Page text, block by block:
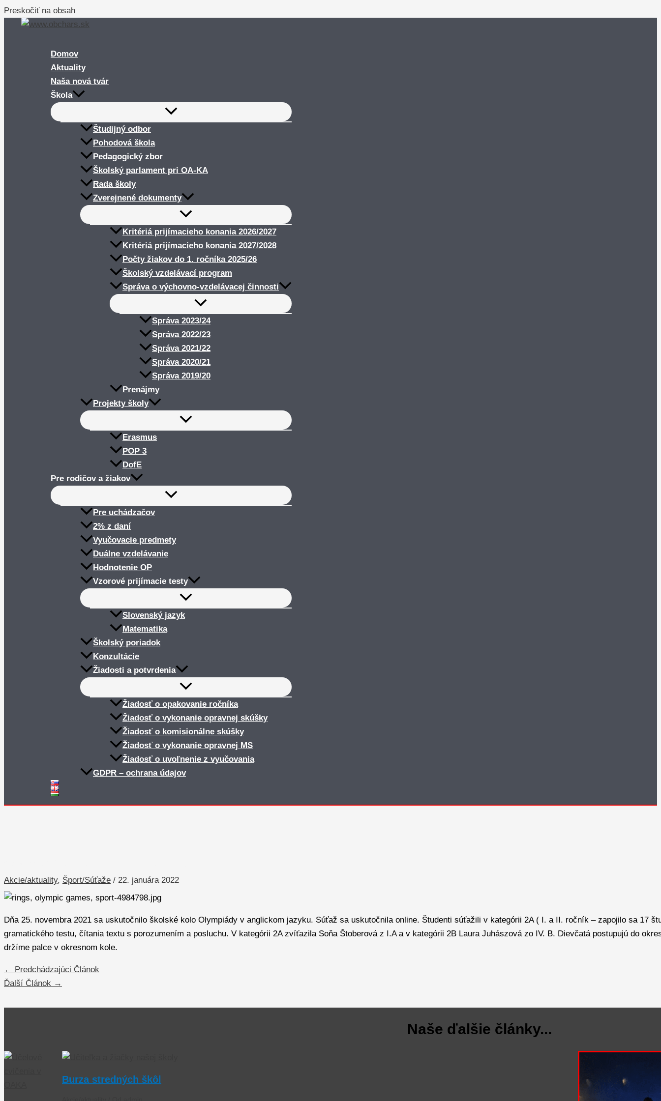
Preskočiť na obsah
Domov
Aktuality
Naša nová tvár
Škola
Študijný odbor
Pohodová škola
Pedagogický zbor
Školský parlament pri OA-KA
Rada školy
Zverejnené dokumenty
Kritériá prijímacieho konania 2026/2027
Kritériá prijímacieho konania 2027/2028
Počty žiakov do 1. ročníka 2025/26
Školský vzdelávací program
Správa o výchovno-vzdelávacej činnosti
Správa 2023/24
Správa 2022/23
Správa 2021/22
Správa 2020/21
Správa 2019/20
Prenájmy
Projekty školy
Erasmus
POP 3
DofE
Pre rodičov a žiakov
Pre uchádzačov
2% z daní
Vyučovacie predmety
Duálne vzdelávanie
Hodnotenie OP
Vzorové prijímacie testy
Slovenský jazyk
Matematika
Školský poriadok
Konzultácie
Žiadosti a potvrdenia
Žiadosť o opakovanie ročníka
Žiadosť o vykonanie opravnej skúšky
Žiadosť o komisionálne skúšky
Žiadosť o vykonanie opravnej MS
Žiadosť o uvoľnenie z vyučovania
GDPR – ochrana údajov
Akcie/aktuality, Šport/Súťaže / 22. januára 2022
Dňa 25. novembra 2021 sa uskutočnilo školské kolo Olympiády v anglickom jazyku. Súťaž sa uskutočnila online. Študenti súťažili v kategórii 2A ( I. a II. ročník – zapojilo sa 17
gramatického testu, čítania textu s porozumením a posluchu. V kategórii 2A zvíťazila Soňa Štoberová z I.A a v kategórii 2B Laura Juhászová zo IV. B. Dievčatá postupujú do
držíme palce v okresnom kole.
← Predchádzajúci Článok
Ďalší Článok →
Naše ďalšie články...
Burza stredných škôl